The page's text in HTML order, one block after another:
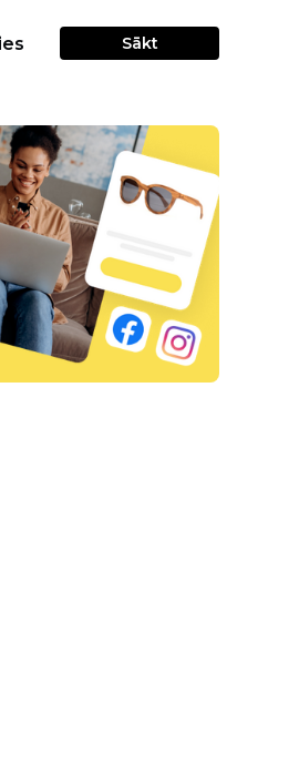
Sākt